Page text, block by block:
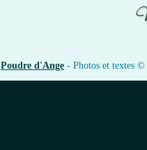
Poudre d'Ange - Photos et textes